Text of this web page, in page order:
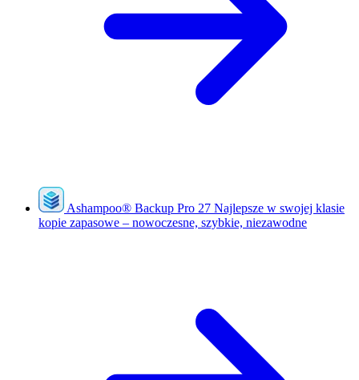
Ashampoo® Backup Pro 27 Najlepsze w swojej klasie
kopie zapasowe – nowoczesne, szybkie, niezawodne